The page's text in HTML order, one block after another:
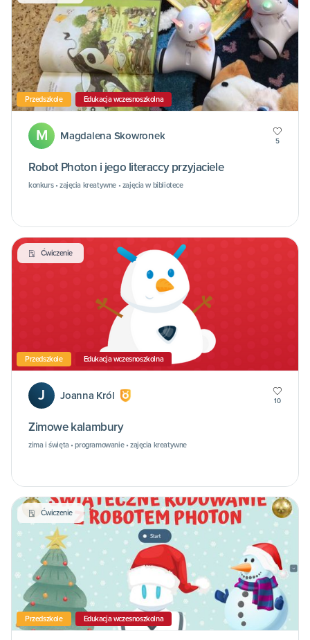
Przedszkole Edukacja wczesnoszkolna
M Magdalena Skowronek 5
Robot Photon i jego literaccy przyjaciele
konkurs • zajęcia kreatywne • zajęcia w bibliotece
Ćwiczenie
Przedszkole Edukacja wczesnoszkolna
J Joanna Król 10
Zimowe kalambury
zima i święta • programowanie • zajęcia kreatywne
Ćwiczenie
Przedszkole Edukacja wczesnoszkolna